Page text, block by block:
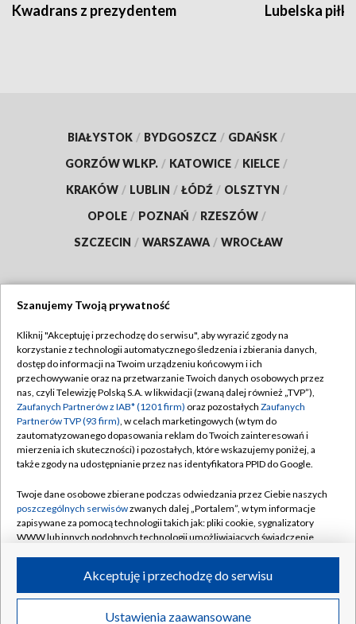
Kwadrans z prezydentem Lubelska piłka
BIAŁYSTOK / BYDGOSZCZ / GDAŃSK /
GORZÓW WLKP. / KATOWICE / KIELCE /
KRAKÓW / LUBLIN / ŁÓDŹ / OLSZTYN /
OPOLE / POZNAŃ / RZESZÓW /
SZCZECIN / WARSZAWA / WROCŁAW
TVP
Abonament TVP
Emisja w TVP
Centrum informacji TVP
Naziemna Telewizja Cyfrowa
Rada Programowa
System NOS
Informacje o nadawcy
Program dla prasy
Regulamin TVP
Polityka prywatności
Moje zgody
Pomoc
Kontakt
Kanały
©2026 Telewizja Polska S.A. w likwidacji
Szanujemy Twoją prywatność
Kliknij "Akceptuję i przechodzę do serwisu", aby wyrazić zgody na
korzystanie z technologii automatycznego śledzenia i zbierania danych,
dostęp do informacji na Twoim urządzeniu końcowym i ich
przechowywanie oraz na przetwarzanie Twoich danych osobowych przez
nas, czyli Telewizję Polską S.A. w likwidacji (zwaną dalej również „TVP”),
Zaufanych Partnerów z IAB* (1201 firm) oraz pozostałych Zaufanych
Partnerów TVP (93 firm), w celach marketingowych (w tym do
zautomatyzowanego dopasowania reklam do Twoich zainteresowań i
mierzenia ich skuteczności) i pozostałych, które wskazujemy poniżej, a
także zgody na udostępnianie przez nas identyfikatora PPID do Google.
Twoje dane osobowe zbierane podczas odwiedzania przez Ciebie naszych
poszczególnych serwisówzwanych dalej „Portalem”, w tym informacje
zapisywane za pomocą technologii takich jak: pliki cookie, sygnalizatory
WWW lub innych podobnych technologii umożliwiających świadczenie
ruchu w Internecie.
Twoje dane osobowe zbierane podczas odwiedzania przez Ciebie
Ustawienia zaawansowane
Akceptuję i przechodzę do serwisu